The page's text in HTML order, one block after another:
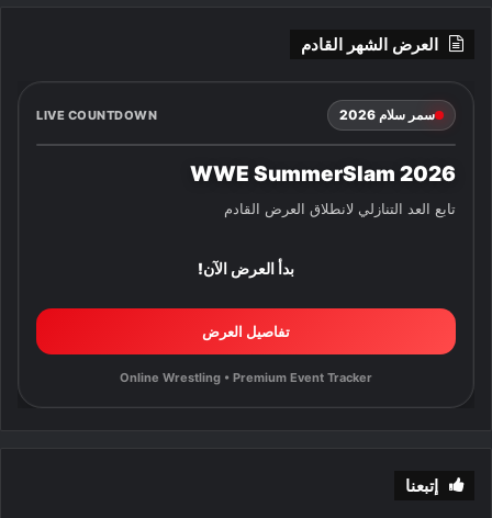
العرض الشهر القادم
سمر سلام 2026 LIVE COUNTDOWN
WWE SummerSlam 2026
تابع العد التنازلي لانطلاق العرض القادم
بدأ العرض الآن!
تفاصيل العرض
Online Wrestling • Premium Event Tracker
إتبعنا